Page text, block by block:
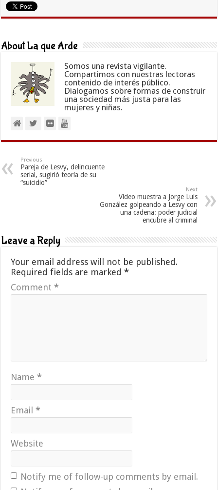
About La que Arde
Somos una revista vigilante.
Compartimos con nuestras lectoras
contenido de interés público.
Dialogamos sobre formas de construir
una sociedad más justa para las
mujeres y niñas.
Previous
Pareja de Lesvy, delincuente
serial, sugirió teoría de su
“suicidio”
Next
Video muestra a Jorge Luis
González golpeando a Lesvy con
una cadena: poder judicial
encubre al criminal
Leave a Reply
Your email address will not be published.
Required fields are marked*
Comment*
Name*
Email*
Website
Notify me of follow-up comments by email.